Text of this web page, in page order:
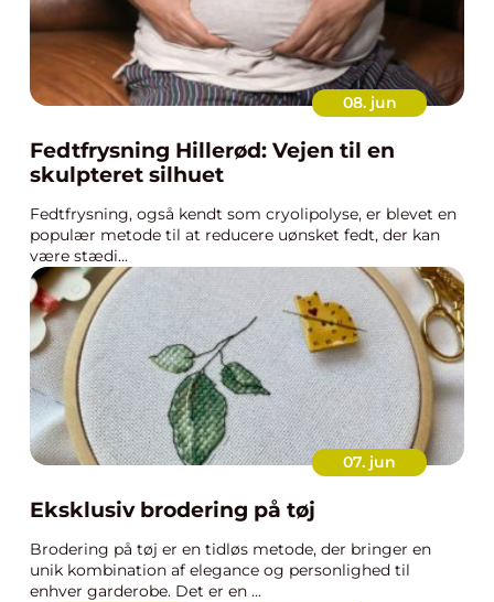
08. jun
Fedtfrysning Hillerød: Vejen til en
skulpteret silhuet
Fedtfrysning, også kendt som cryolipolyse, er blevet en
populær metode til at reducere uønsket fedt, der kan
være stædi...
07. jun
Eksklusiv brodering på tøj
Brodering på tøj er en tidløs metode, der bringer en
unik kombination af elegance og personlighed til
enhver garderobe. Det er en ...